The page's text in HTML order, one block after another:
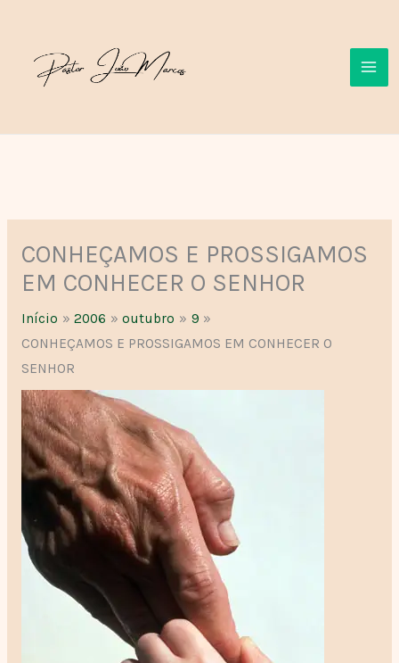
conteúdo
CONHEÇAMOS E PROSSIGAMOS
EM CONHECER O SENHOR
Início 2006 outubro
9
CONHEÇAMOS E PROSSIGAMOS EM CONHECER O
SENHOR